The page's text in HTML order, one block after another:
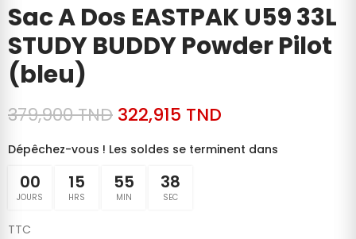
Sac A Dos EASTPAK U59 33L
STUDY BUDDY Powder Pilot
(bleu)
379,900 TND 322,915 TND
Dépêchez-vous ! Les soldes se terminent dans
00
JOURS
15
HRS
55
MIN
37
SEC
TTC